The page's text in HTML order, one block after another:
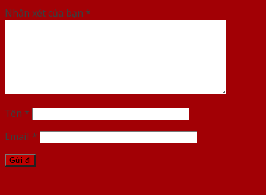
Nhận xét của bạn *
Tên *
Email *